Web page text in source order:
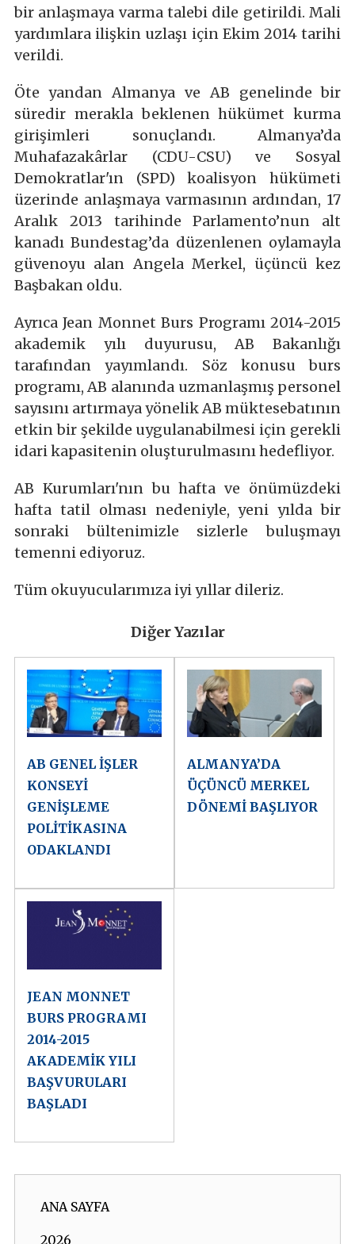
bir anlaşmaya varma talebi dile getirildi. Mali
yardımlara ilişkin uzlaşı için Ekim 2014 tarihi
verildi.
Öte yandan Almanya ve AB genelinde bir
süredir merakla beklenen hükümet kurma
girişimleri sonuçlandı. Almanya’da
Muhafazakârlar (CDU-CSU) ve Sosyal
Demokratlar'ın (SPD) koalisyon hükümeti
üzerinde anlaşmaya varmasının ardından, 17
Aralık 2013 tarihinde Parlamento’nun alt
kanadı Bundestag’da düzenlenen oylamayla
güvenoyu alan Angela Merkel, üçüncü kez
Başbakan oldu.
Ayrıca Jean Monnet Burs Programı 2014-2015
akademik yılı duyurusu, AB Bakanlığı
tarafından yayımlandı. Söz konusu burs
programı, AB alanında uzmanlaşmış personel
sayısını artırmaya yönelik AB müktesebatının
etkin bir şekilde uygulanabilmesi için gerekli
idari kapasitenin oluşturulmasını hedefliyor.
AB Kurumları'nın bu hafta ve önümüzdeki
hafta tatil olması nedeniyle, yeni yılda bir
sonraki bültenimizle sizlerle buluşmayı
temenni ediyoruz.
Tüm okuyucularımıza iyi yıllar dileriz.
Diğer Yazılar
AB GENEL İŞLER
KONSEYİ
GENİŞLEME
POLİTİKASINA
ODAKLANDI
ALMANYA’DA
ÜÇÜNCÜ MERKEL
DÖNEMİ BAŞLIYOR
JEAN MONNET
BURS PROGRAMI
2014-2015
AKADEMİK YILI
BAŞVURULARI
BAŞLADI
ANA SAYFA
2026